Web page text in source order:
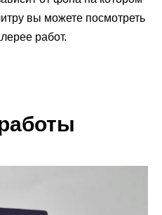
вы можете посмотреть
работ.